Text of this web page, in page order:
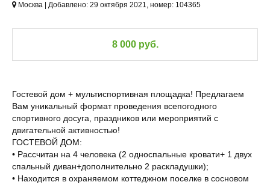
Москва | Добавлено: 29 октября 2021, номер: 104365
8 000 руб.
Гостевой дом + мультиспортивная площадка! Предлагаем
Вам уникальный формат проведения всепогодного
спортивного досуга, праздников или мероприятий с
двигательной активностью!
ГОСТЕВОЙ ДОМ:
• Рассчитан на 4 человека (2 односпальные кровати+ 1 двух
спальный диван+дополнительно 2 раскладушки);
• Находится в охраняемом коттеджном поселке в сосновом